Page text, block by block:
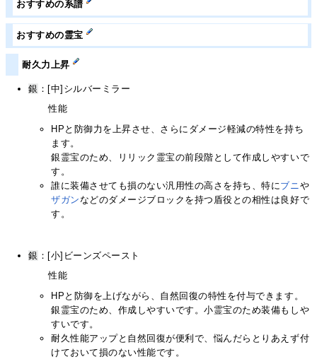
おすすめの系譜
おすすめの霊宝
耐久力上昇
銀 ：[中]シルバーミラー
性能
HPと防御力を上昇させ、さらにダメージ軽減の特性を持ち
ます。
銀霊宝のため、リリック霊宝の前段階として作成しやすいで
す。
誰に装備させても損のない汎用性の高さを持ち、特にブニや
ザガンなどのダメージブロックを持つ盾役との相性は良好で
す。
銀 ：[小]ビーンズペースト
性能
HPと防御を上げながら、自然回復の特性を付与できます。
銀霊宝のため、作成しやすいです。小霊宝のため装備もしや
すいです。
耐久性能アップと自然回復が便利で、悩んだらとりあえず付
けておいて損のない性能です。